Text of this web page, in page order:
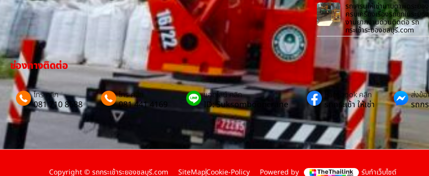
รถเครนให้เช่ามาบตาพุดระยอง
ครบเครื่องเรื่องรถยกในระยอง
งานยากงานด่วนติดต่อ รถ
กระเช้าระยองชลบุรี.com
ช่องทางติดต่อ
โทร คลิก
081 710 8688
โทร คลิก
081 441 4169
แอดไลน์ คลิก
ID: Suksombooncrane
Facebook คลิก
รถกระเช้า ให้เช่า
ส่งข้
รถกร
Copyright © รถกระเช้าระยองชลบุรี.com SiteMapCookie-Policy Powered by รับทำเว็บไซต์